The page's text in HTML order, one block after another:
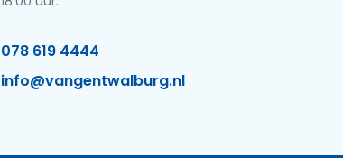
078 619 4444
info@vangentwalburg.nl